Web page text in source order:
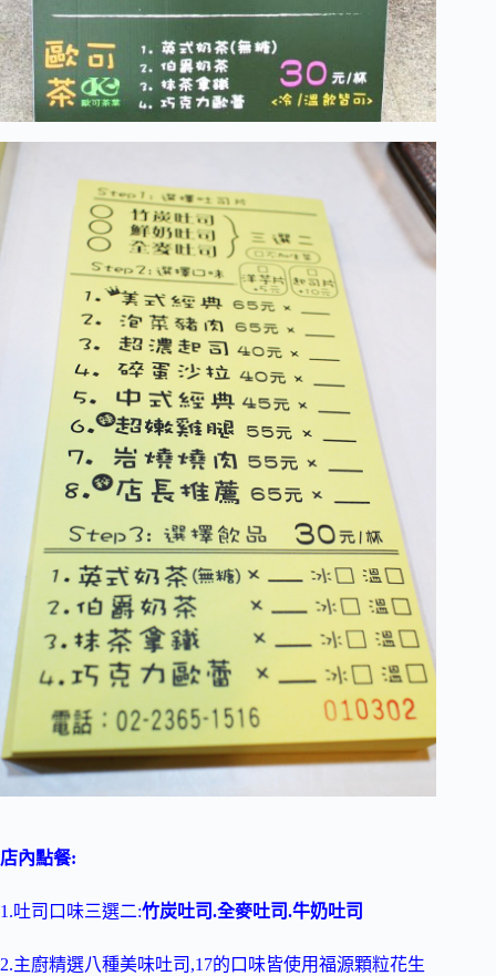
店內點餐:
1.吐司口味三選二:竹炭吐司.全麥吐司.牛奶吐司
2.主廚精選八種美味吐司,17的口味皆使用福源顆粒花生